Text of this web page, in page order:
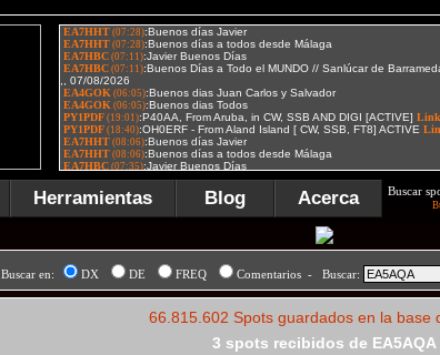
Herramientas Blog Acerca Buscar
Buscar en: DX DE FREQ Comentarios - Buscar:
66.815.602 Spots guardados en la base
3 spots recibidos de EA5AQA